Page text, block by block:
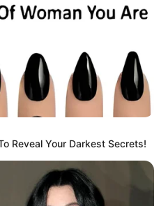
Schlosskomplex mit
Barockgarten, in
an. Sehenswert sind
gehörende Deutsche
Denkmalschutz stehende
Reveal Your Darkest Secrets!